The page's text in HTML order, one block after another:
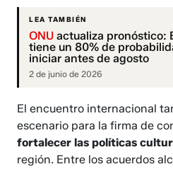
LEA TAMBIÉN
ONU actualiza pronóstico:
tiene un 80% de
iniciar antes de agosto
2 de junio de 2026
El encuentro internacional
escenario para la firma de
fortalecer las políticas
región. Entre los acuerdos